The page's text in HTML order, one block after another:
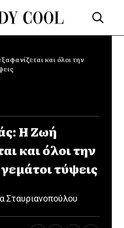
και όλοι την
Η Ζωή
και όλοι την
τύψεις
Σταυριανοπούλου